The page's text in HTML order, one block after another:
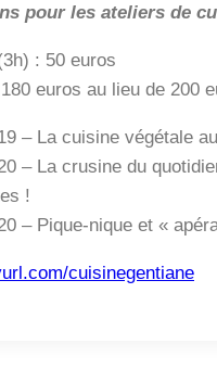
pour les ateliers de
: 50 euros
euros au lieu de 200
– La cuisine végétale
– La crusine du
!
– Pique-nique et «
cuisinegentiane